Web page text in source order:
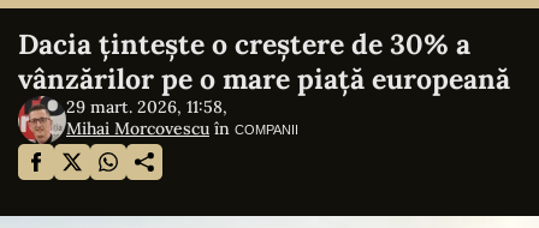
Dacia țintește o creștere de 30% a
vânzărilor pe o mare piață europeană
29 mart. 2026, 11:58,
Mihai Morcovescu în COMPANII